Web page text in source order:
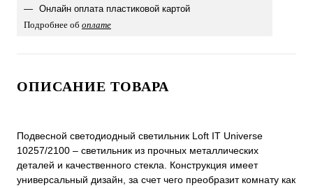
Онлайн оплата пластиковой картой
Подробнее об оплате
ОПИСАНИЕ ТОВАРА
Подвесной светодиодный светильник Loft IT Universe
10257/2100 – светильник из прочных металлических
деталей и качественного стекла. Конструкция имеет
универсальный дизайн, за счет чего преобразит комнату как